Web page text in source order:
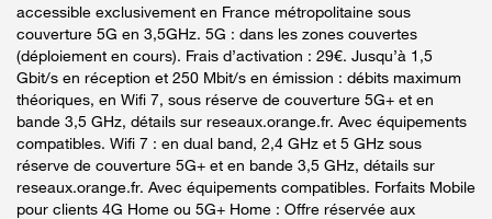
accessible exclusivement en France métropolitaine sous
couverture 5G en 3,5GHz. 5G : dans les zones couvertes
(déploiement en cours). Frais d’activation : 29€. Jusqu’à 1,5
Gbit/s en réception et 250 Mbit/s en émission : débits maximum
théoriques, en Wifi 7, sous réserve de couverture 5G+ et en
bande 3,5 GHz, détails sur reseaux.orange.fr. Avec équipements
compatibles. Wifi 7 : en dual band, 2,4 GHz et 5 GHz sous
réserve de couverture 5G+ et en bande 3,5 GHz, détails sur
reseaux.orange.fr. Avec équipements compatibles. Forfaits Mobile
pour clients 4G Home ou 5G+ Home : Offre réservée aux